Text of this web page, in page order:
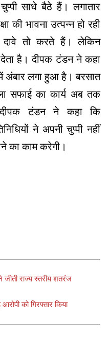
साधे बैठे हैं। लगातार
की भावना उत्पन्न हो रही
दावे तो करते हैं। लेकिन
देता है। दीपक टंडन ने कहा
अंबार लगा हुआ है। बरसात
सफाई का कार्य अब तक
टंडन ने कहा कि
ने अपनी चुप्पी नहीं
का काम करेगी।
ने जीती राज्य स्तरीय शतरंज
को गिरफ्तार किया